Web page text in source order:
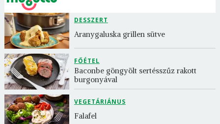
DESSZERT
Aranygaluska grillen sütve
FŐÉTEL
Baconbe göngyölt sertésszűz rakott
burgonyával
VEGETÁRIÁNUS
Falafel